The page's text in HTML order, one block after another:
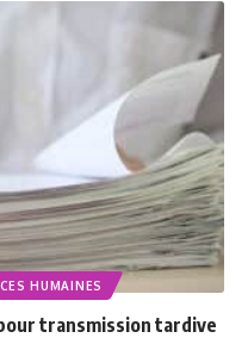
HUMAINES
transmission tardive